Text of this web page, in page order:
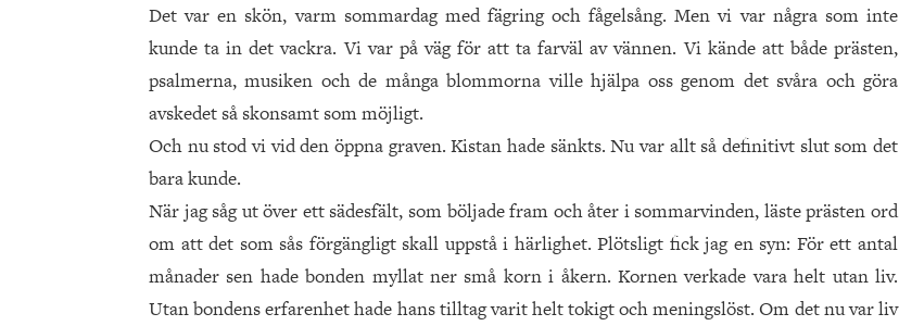
Det var en skön, varm sommardag med fägring och fågelsång. Men vi var några som inte
kunde ta in det vackra. Vi var på väg för att ta farväl av vännen. Vi kände att både prästen,
psalmerna, musiken och de många blommorna ville hjälpa oss genom det svåra och göra
avskedet så skonsamt som möjligt.
Och nu stod vi vid den öppna graven. Kistan hade sänkts. Nu var allt så definitivt slut som det
bara kunde.
När jag såg ut över ett sädesfält, som böljade fram och åter i sommarvinden, läste prästen ord
om att det som sås förgängligt skall uppstå i härlighet. Plötsligt fick jag en syn: För ett antal
månader sen hade bonden myllat ner små korn i åkern. Kornen verkade vara helt utan liv.
Utan bondens erfarenhet hade hans tilltag varit helt tokigt och meningslöst. Om det nu var liv